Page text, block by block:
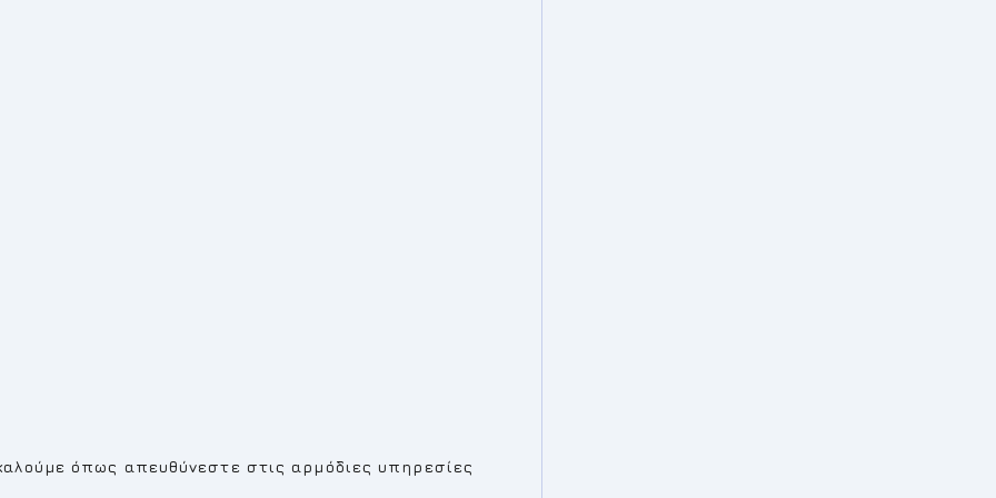
όπως απευθύνεστε στις αρμόδιες υπηρεσίες